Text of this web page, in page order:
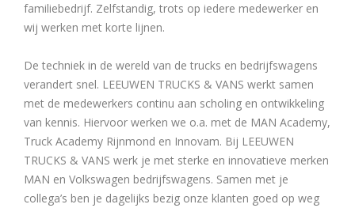
familiebedrijf. Zelfstandig, trots op iedere medewerker en
wij werken met korte lijnen.
De techniek in de wereld van de trucks en bedrijfswagens
verandert snel. LEEUWEN TRUCKS & VANS werkt samen
met de medewerkers continu aan scholing en ontwikkeling
van kennis. Hiervoor werken we o.a. met de MAN Academy,
Truck Academy Rijnmond en Innovam. Bij LEEUWEN
TRUCKS & VANS werk je met sterke en innovatieve merken
MAN en Volkswagen bedrijfswagens. Samen met je
collega’s ben je dagelijks bezig onze klanten goed op weg